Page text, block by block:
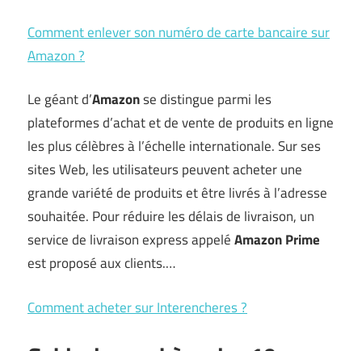
Comment enlever son numéro de carte bancaire sur
Amazon ?
Le géant d’Amazonse distingue parmi les
plateformes d’achat et de vente de produits en ligne
les plus célèbres à l’échelle internationale. Sur ses
sites Web, les utilisateurs peuvent acheter une
grande variété de produits et être livrés à l’adresse
souhaitée. Pour réduire les délais de livraison, un
service de livraison express appeléAmazon Prime
est proposé aux clients.…
Comment acheter sur Interencheres ?